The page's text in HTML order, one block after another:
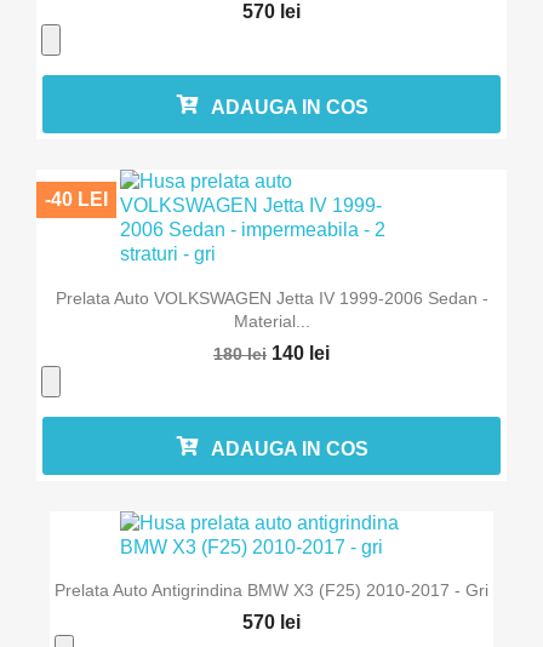
570 lei
ADAUGA IN COS
Prelata Auto VOLKSWAGEN Jetta IV 1999-2006 Sedan -
Material...
180 lei 140 lei
-40 LEI
ADAUGA IN COS
Prelata Auto Antigrindina BMW X3 (F25) 2010-2017 - Gri
570 lei